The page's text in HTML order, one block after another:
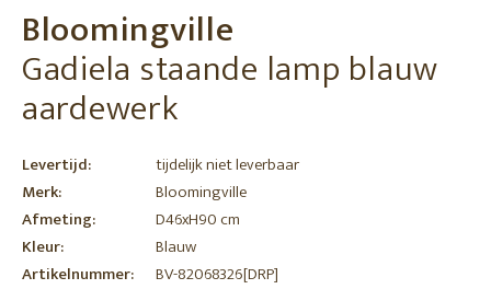
Bloomingville
Gadiela staande lamp blauw
aardewerk
Levertijd:
tijdelijk niet leverbaar
Merk:
Bloomingville
Afmeting:
D46xH90 cm
Kleur:
Blauw
Artikelnummer:
BV-82068326[DRP]